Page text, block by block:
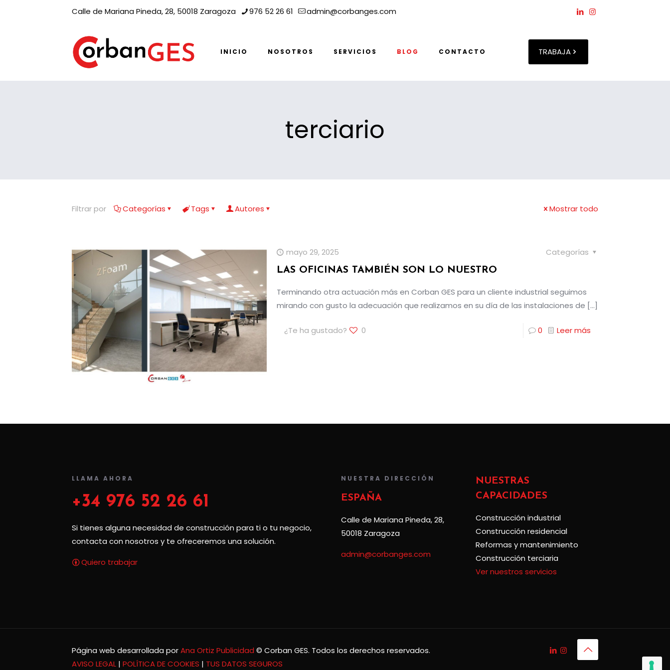
Calle de Mariana Pineda, 28, 50018 Zaragoza 976 52 26 61 admin@corbanges.com
INICIO NOSOTROS SERVICIOS BLOG CONTACTO TRABAJA
terciario
Filtrar por Categorías Tags Autores Mostrar todo
mayo 29, 2025 Categorías
LAS OFICINAS TAMBIÉN SON LO NUESTRO
Terminando otra actuación más en Corban GES para un cliente industrial seguimos
mirando con gusto la adecuación que realizamos en su día de las instalaciones de […]
¿Te ha gustado? 0 0 Leer más
LLAMA AHORA
+34 976 52 26 61
Si tienes alguna necesidad de construcción para ti o tu negocio,
contacta con nosotros y te ofreceremos una solución.
Quiero trabajar
NUESTRA DIRECCIÓN
ESPAÑA
Calle de Mariana Pineda, 28,
50018 Zaragoza
admin@corbanges.com
NUESTRAS
CAPACIDADES
Construcción industrial
Construcción residencial
Reformas y mantenimiento
Construcción terciaria
Ver nuestros servicios
Página web desarrollada porAna Ortiz Publicidad © Corban GES. Todos los derechos reservados.
AVISO LEGAL | POLÍTICA DE COOKIES | TUS DATOS SEGUROS